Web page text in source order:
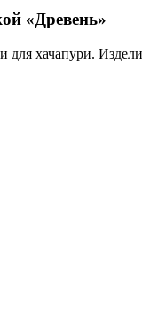
«Древень»
для хачапури.